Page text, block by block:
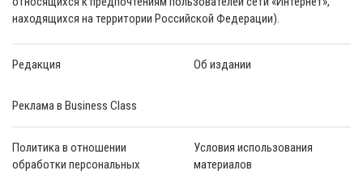
находящихся на территории Российской Федерации).
Редакция Об издании
Реклама в Business Class
Политика в отношении
обработки персональных
Условия использования
материалов